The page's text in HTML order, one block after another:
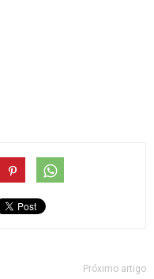
Próximo artigo